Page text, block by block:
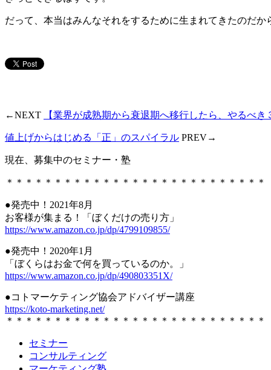
だって、本当はみんなそれをするために生まれてきたのだか
←NEXT 【業界が成熟期から衰退期へ移行したら、やるべき
値上げからはじめる「正」のスパイラル PREV→
現在、募集中のセミナー・塾
＊＊＊＊＊＊＊＊＊＊＊＊＊＊＊＊＊＊＊＊＊＊＊＊＊＊＊
●発売中！2021年8月
お客様が集まる！「ぼくだけの売り方」
https://www.amazon.co.jp/dp/4799109855/
●発売中！2020年1月
「ぼくらはお金で何を買っているのか。」
https://www.amazon.co.jp/dp/490803351X/
●コトマーケティング協会アドバイザー講座
https://koto-marketing.net/
＊＊＊＊＊＊＊＊＊＊＊＊＊＊＊＊＊＊＊＊＊＊＊＊＊＊＊
セミナー
コンサルティング